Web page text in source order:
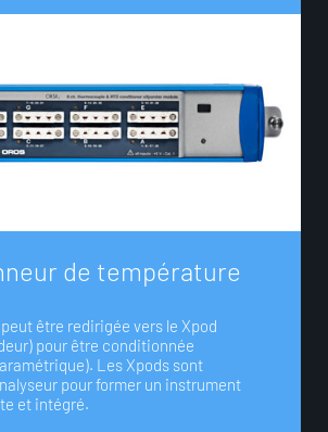
neur de température
être redirigée vers le Xpod
pour être conditionnée
Les Xpods sont
pour former un instrument
et intégré.